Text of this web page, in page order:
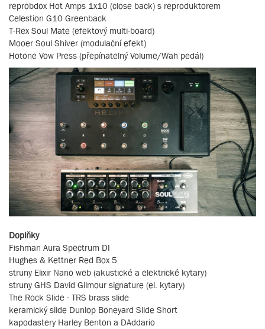
reprobdox Hot Amps 1x10 (close back) s reproduktorem
Celestion G10 Greenback
T-Rex Soul Mate (efektový multi-board)
Mooer Soul Shiver (modulační efekt)
Hotone Vow Press (přepínatelný Volume/Wah pedál)
Doplňky
Fishman Aura Spectrum DI
Hughes & Kettner Red Box 5
struny Elixir Nano web (akustické a elektrické kytary)
struny GHS David Gilmour signature (el. kytary)
The Rock Slide - TRS brass slide
keramický slide Dunlop Boneyard Slide Short
kapodastery Harley Benton a DAddario